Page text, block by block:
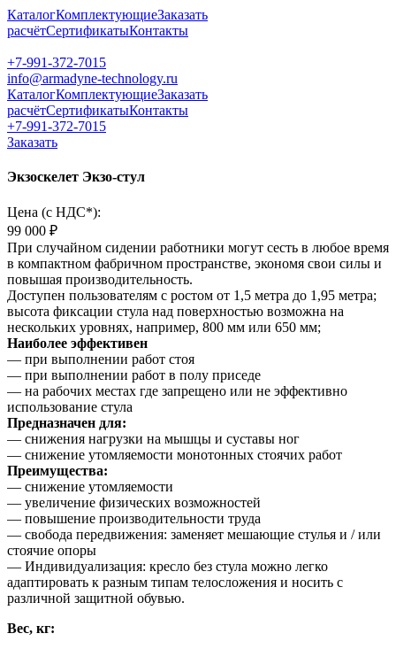
КаталогКомплектующиеЗаказать
расчётСертификатыКонтакты
+7-991-372-7015
info@armadyne-technology.ru
КаталогКомплектующиеЗаказать
расчётСертификатыКонтакты
+7-991-372-7015
Заказать
Экзоскелет Экзо-стул
Цена (c НДС*):
99 000 ₽
При случайном сидении работники могут сесть в любое время
в компактном фабричном пространстве, экономя свои силы и
повышая производительность.
Доступен пользователям с ростом от 1,5 метра до 1,95 метра;
высота фиксации стула над поверхностью возможна на
нескольких уровнях, например, 800 мм или 650 мм;
Наиболее эффективен
— при выполнении работ стоя
— при выполнении работ в полу приседе
— на рабочих местах где запрещено или не эффективно
использование стула
Предназначен для:
— снижения нагрузки на мышцы и суставы ног
— снижение утомляемости монотонных стоячих работ
Преимущества:
— снижение утомляемости
— увеличение физических возможностей
— повышение производительности труда
— свобода передвижения: заменяет мешающие стулья и / или
стоячие опоры
— Индивидуализация: кресло без стула можно легко
адаптировать к разным типам телосложения и носить с
различной защитной обувью.
Вес, кг: